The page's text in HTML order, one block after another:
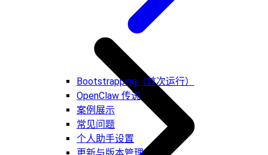
Bootstrapping（首次运行）
OpenClaw 传说
案例展示
常见问题
个人助手设置